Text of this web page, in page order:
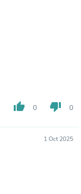
thumb_up 0 thumb_down 0
1 Oct 2025